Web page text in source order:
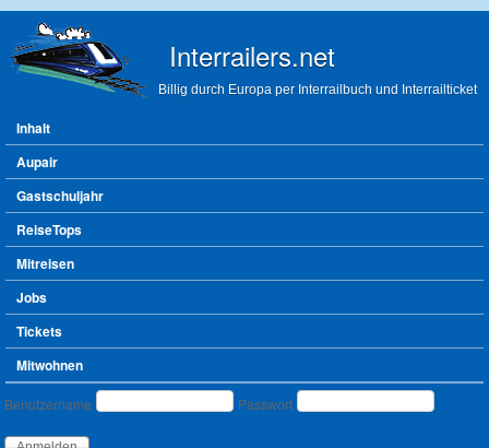
Interrailers.net
Billig durch Europa per Interrailbuch und Interrailticket
Hauptmenü
Inhalt
Aupair
Gastschuljahr
ReiseTops
Mitreisen
Jobs
Tickets
Mitwohnen
Benutzeranmeldung
Benutzername Passwort